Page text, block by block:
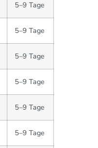
5–9 Tage
5–9 Tage
5–9 Tage
5–9 Tage
5–9 Tage
5–9 Tage